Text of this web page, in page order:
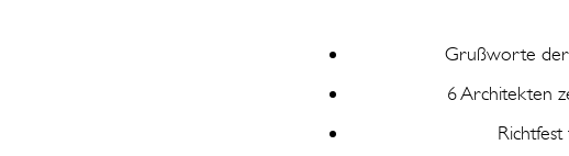
Grußworte der
6 Architekten